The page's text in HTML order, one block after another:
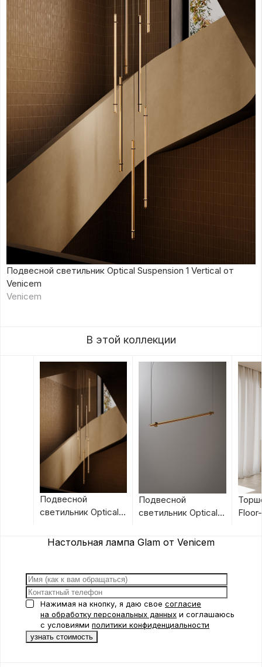
Подвесной светильник Optical Suspension 1 Vertical от
Venicem
Venicem
В этой коллекции
Подвесной
светильник Optical
от Venicem
Подвесной
светильник Optical
Venicem
Настольная лампа Glam от Venicem
Нажимая на кнопку, я даю свое согласие
на обработку персональных данных и соглашаюсь
с условиями политики конфиденциальности